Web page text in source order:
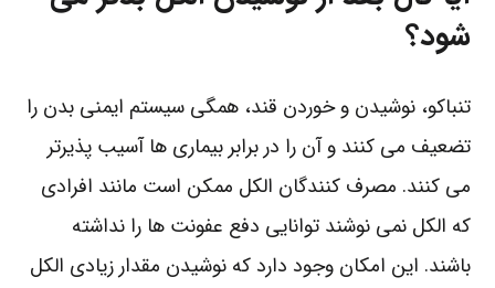
شود؟
تنباکو، نوشیدن و خوردن قند، همگی سیستم ایمنی بدن را
تضعیف می کنند و آن را در برابر بیماری ها آسیب پذیرتر
می کنند. مصرف کنندگان الکل ممکن است مانند افرادی
که الکل نمی نوشند توانایی دفع عفونت ها را نداشته
باشند. این امکان وجود دارد که نوشیدن مقدار زیادی الکل